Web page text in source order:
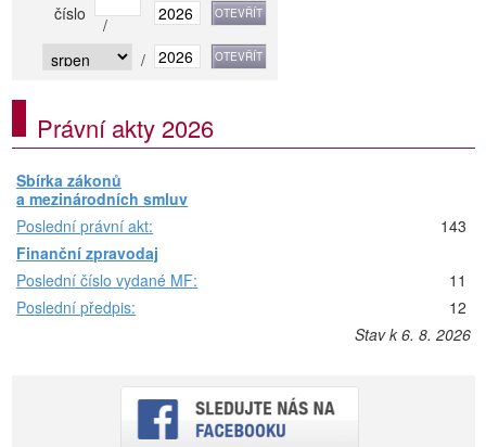
číslo
/
/
Právní akty 2026
Sbírka zákonů
a mezinárodních smluv
Poslední právní akt:
143
Finanční zpravodaj
Poslední číslo vydané MF:
11
Poslední předpis:
12
Stav k 6. 8. 2026